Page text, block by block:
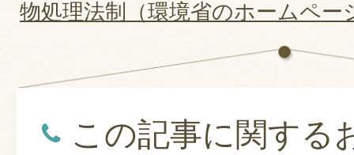
物処理法制（環境省のホームペー
この記事に関する